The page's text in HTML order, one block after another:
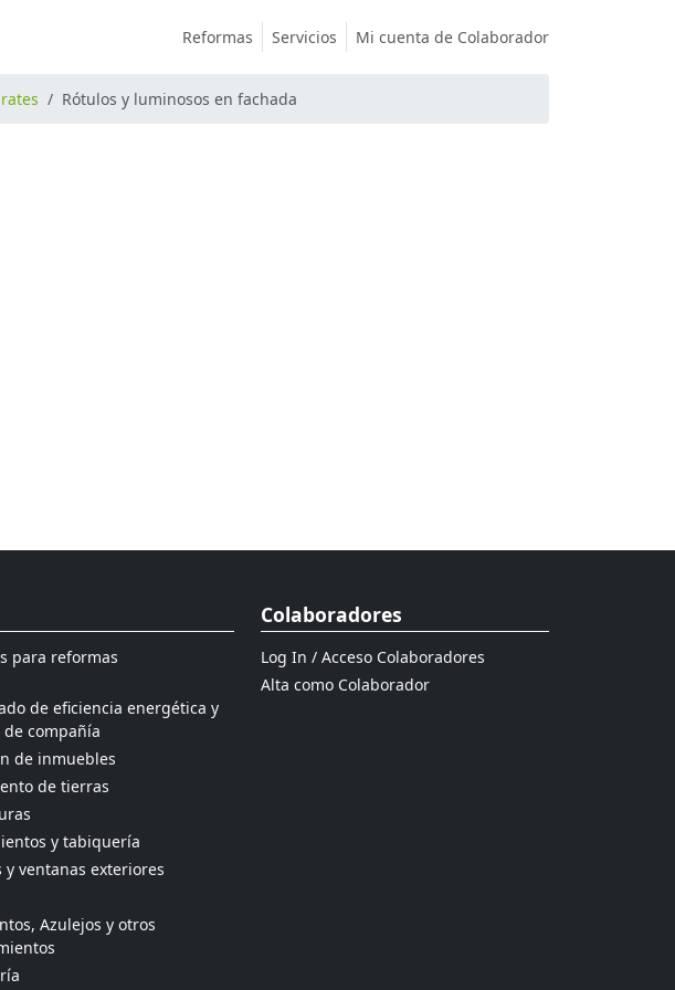
Reformas Servicios Mi cuenta de Colaborador
Rótulos y luminosos en fachada
para reformas
de eficiencia energética y
compañía
de inmuebles
de tierras
y tabiquería
y ventanas exteriores
Azulejos y otros
Colaboradores
Log In / Acceso Colaboradores
Alta como Colaborador